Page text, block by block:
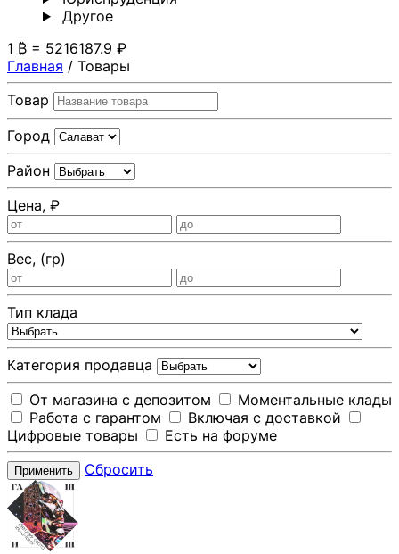
Другoе
1 ₿ = 5216187.9 ₽
Главная / Товары
Товар
Город
Район
Цена, ₽
Вес, (гр)
Тип клада
Категория продавца
От магазина с депозитом
Моментальные клады
Работа с гарантом
Включая с доставкой
Цифровые товары
Есть на форуме
Применить Сбросить